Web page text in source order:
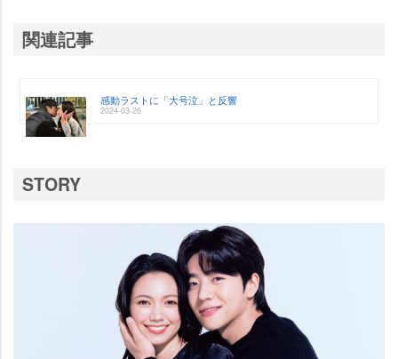
関連記事
感動ラストに「大号泣」と反響
2024-03-26
STORY